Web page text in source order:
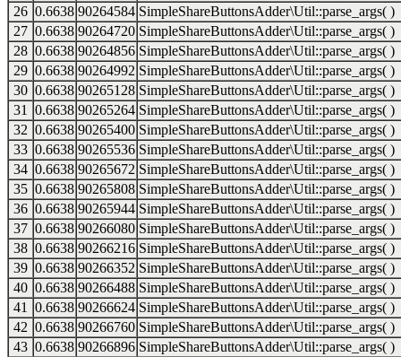
26 0.6638 90264584 SimpleShareButtonsAdder\Util::parse_args( )
27 0.6638 90264720 SimpleShareButtonsAdder\Util::parse_args( )
28 0.6638 90264856 SimpleShareButtonsAdder\Util::parse_args( )
29 0.6638 90264992 SimpleShareButtonsAdder\Util::parse_args( )
30 0.6638 90265128 SimpleShareButtonsAdder\Util::parse_args( )
31
0.6638 90265264 SimpleShareButtonsAdder\Util::parse_args( )
32 0.6638 90265400 SimpleShareButtonsAdder\Util::parse_args( )
33 0.6638 90265536 SimpleShareButtonsAdder\Util::parse_args( )
34 0.6638 90265672 SimpleShareButtonsAdder\Util::parse_args( )
35 0.6638 90265808 SimpleShareButtonsAdder\Util::parse_args( )
36 0.6638 90265944 SimpleShareButtonsAdder\Util::parse_args( )
37 0.6638 90266080 SimpleShareButtonsAdder\Util::parse_args( )
38 0.6638 90266216 SimpleShareButtonsAdder\Util::parse_args( )
39 0.6638 90266352 SimpleShareButtonsAdder\Util::parse_args( )
40 0.6638 90266488 SimpleShareButtonsAdder\Util::parse_args( )
41
0.6638 90266624 SimpleShareButtonsAdder\Util::parse_args( )
42 0.6638 90266760 SimpleShareButtonsAdder\Util::parse_args( )
43 0.6638 90266896 SimpleShareButtonsAdder\Util::parse_args( )